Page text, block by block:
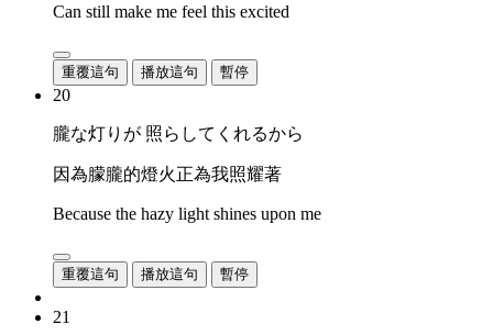
Can still make me feel this excited
重覆這句 播放這句 暫停
20
朧な灯りが 照らしてくれるから
因為朦朧的燈火正為我照耀著
Because the hazy light shines upon me
重覆這句 播放這句 暫停
21